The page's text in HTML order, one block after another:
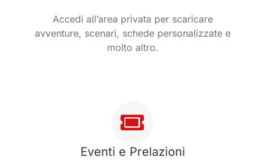
Accedi all’area privata per scaricare
avventure, scenari, schede personalizzate e
molto altro.
Eventi e Prelazioni